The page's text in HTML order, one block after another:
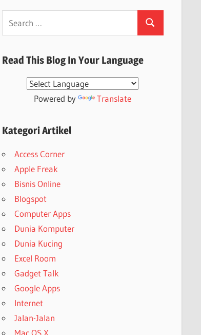
Search
Read This Blog In Your Language
Powered by Translate
Kategori Artikel
Access Corner
Apple Freak
Bisnis Online
Blogspot
Computer Apps
Dunia Komputer
Dunia Kucing
Excel Room
Gadget Talk
Google Apps
Internet
Jalan-Jalan
Mac OS X